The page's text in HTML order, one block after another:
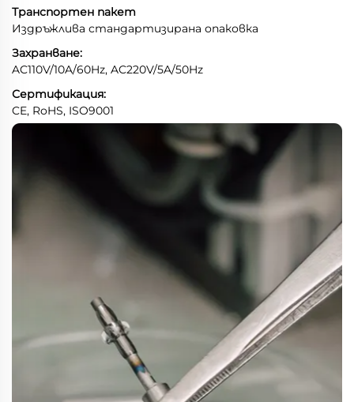
Транспортен пакет
Издръжлива стандартизирана опаковка
Захранване:
AC110V/10A/60Hz, AC220V/5A/50Hz
Сертификация:
CE, RoHS, ISO9001